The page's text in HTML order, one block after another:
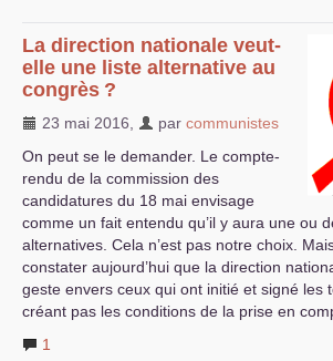
La direction nationale veut-
elle une liste alternative au
congrès ?
23 mai 2016 par communistes
On peut se le demander. Le compte-
rendu de la commission des
candidatures du 18 mai envisage
comme un fait entendu qu’il y aura une ou
alternatives. Cela n’est pas notre choix.
constater aujourd’hui que la direction
geste envers ceux qui ont initié et signé les
créant pas les conditions de la prise en
1